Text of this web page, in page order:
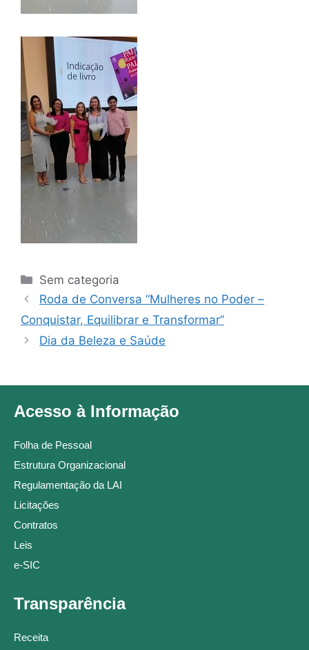
Sem categoria
Roda de Conversa “Mulheres no Poder –
Conquistar, Equilibrar e Transformar”
Dia da Beleza e Saúde
Acesso à Informação
Folha de Pessoal
Estrutura Organizacional
Regulamentação da LAI
Licitações
Contratos
Leis
e-SIC
Transparência
Receita